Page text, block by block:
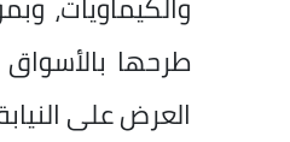
طرحها بالأسواق
العرض على